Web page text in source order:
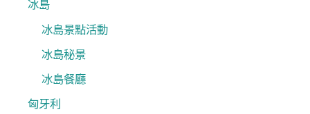
冰島
冰島景點活動
冰島秘景
冰島餐廳
匈牙利